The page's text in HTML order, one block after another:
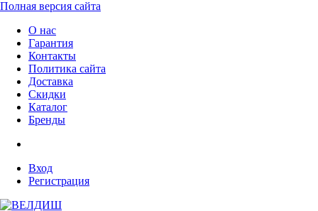
Полная версия сайта
О нас
Гарантия
Контакты
Политика сайта
Доставка
Скидки
Каталог
Бренды
Вход
Регистрация